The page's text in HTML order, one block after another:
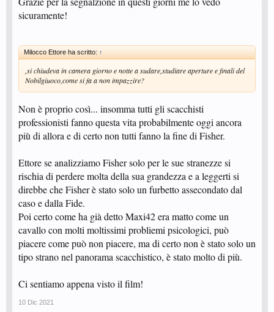
sicuramente!
Milocco Ettore ha scritto: ↑
,si chiudeva in camera giorno e notte a sudare,studiare aperture e finali del
Nobilgiuoco,come si fa a non impazzire?
Non è proprio così... insomma tutti gli scacchisti
professionisti fanno questa vita probabilmente oggi ancora
più di allora e di certo non tutti fanno la fine di Fisher.
Ettore se analizziamo Fisher solo per le sue stranezze si
rischia di perdere molta della sua grandezza e a leggerti si
direbbe che Fisher è stato solo un furbetto assecondato dal
caso e dalla Fide.
Poi certo come ha già detto Maxi42 era matto come un
cavallo con molti moltissimi probliemi psicologici, può
piacere come può non piacere, ma di certo non è stato solo un
tipo strano nel panorama scacchistico, è stato molto di più.
Ci sentiamo appena visto il film!
10 Dic 2021